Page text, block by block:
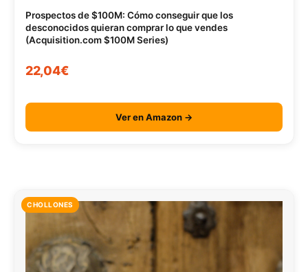
Prospectos de $100M: Cómo conseguir que los
desconocidos quieran comprar lo que vendes
(Acquisition.com $100M Series)
22,04€
Ver en Amazon →
CHOLLONES